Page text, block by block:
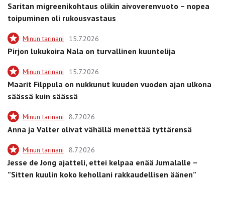
Saritan migreenikohtaus olikin aivoverenvuoto – nopea
toipuminen oli rukousvastaus
Minun tarinani 15.7.2026
Pirjon lukukoira Nala on turvallinen kuuntelija
Minun tarinani 15.7.2026
Maarit Filppula on nukkunut kuuden vuoden ajan ulkona
säässä kuin säässä
Minun tarinani 8.7.2026
Anna ja Valter olivat vähällä menettää tyttärensä
Minun tarinani 8.7.2026
Jesse de Jong ajatteli, ettei kelpaa enää Jumalalle –
”Sitten kuulin koko kehollani rakkaudellisen äänen”